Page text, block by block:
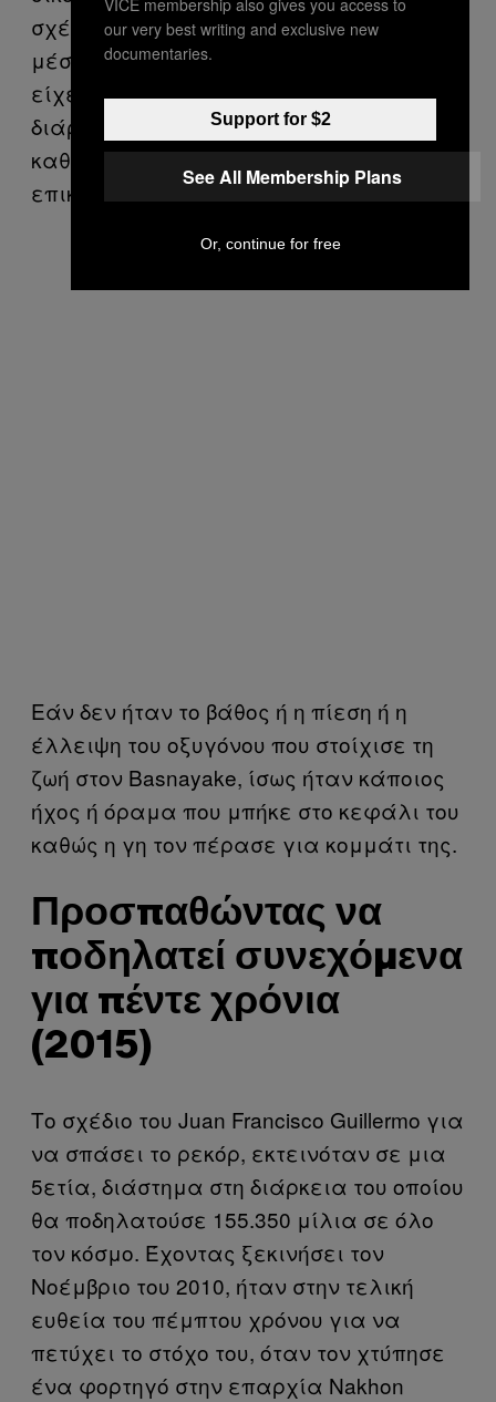
σχέδιο του νεαρού άνδρα, λέγοντας στα
μέσα ενημέρωσης ότι στο παρελθόν
είχε πραγματοποιήσει μικρότερης
διάρκειας ανάλογα εγχειρήματα,
καθώς επίσης και άλλα αμέτρητα και
επικίνδυνα κατορθώματα.
Εάν δεν ήταν το βάθος ή η πίεση ή η
έλλειψη του οξυγόνου που στοίχισε τη
ζωή στον Basnayake, ίσως ήταν κάποιος
ήχος ή όραμα που μπήκε στο κεφάλι του
καθώς η γη τον πέρασε για κομμάτι της.
Προσπαθώντας να
ποδηλατεί συνεχόμενα
για πέντε χρόνια
(2015)
Το σχέδιο του Juan Francisco Guillermo για
να σπάσει το ρεκόρ, εκτεινόταν σε μια
5ετία, διάστημα στη διάρκεια του οποίου
θα ποδηλατούσε 155.350 μίλια σε όλο
τον κόσμο. Έχοντας ξεκινήσει τον
Νοέμβριο του 2010, ήταν στην τελική
ευθεία του πέμπτου χρόνου για να
πετύχει το στόχο του, όταν τον χτύπησε
ένα φορτηγό στην επαρχία Nakhon
our very best writing and exclusive new
documentaries.
Support for $2
See All Membership Plans
Or, continue for free